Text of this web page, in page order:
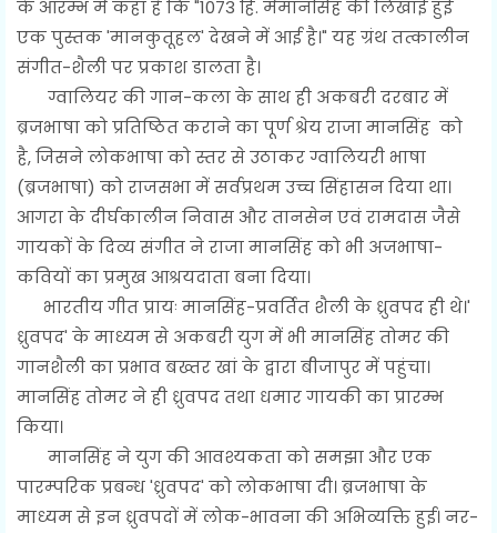
के आरम्भ में कहा है कि "1073 हि. मेंमानसिंह की लिखाई हुई
एक पुस्तक 'मानकुतूहल' देखने में आई है।" यह ग्रंथ तत्कालीन
संगीत-शैली पर प्रकाश डालता है।
ग्वालियर की गान-कला के साथ ही अकबरी दरबार में
ब्रजभाषा को प्रतिष्ठित कराने का पूर्ण श्रेय राजा मानसिंह को
है, जिसने लोकभाषा को स्तर से उठाकर ग्वालियरी भाषा
(ब्रजभाषा) को राजसभा में सर्वप्रथम उच्च सिंहासन दिया था।
आगरा के दीर्घकालीन निवास और तानसेन एवं रामदास जैसे
गायकों के दिव्य संगीत ने राजा मानसिंह को भी अजभाषा-
कवियों का प्रमुख आश्रयदाता बना दिया।
भारतीय गीत प्रायः मानसिंह-प्रवर्तित शैली के ध्रुवपद ही थे।'
ध्रुवपद' के माध्यम से अकबरी युग में भी मानसिंह तोमर की
गानशैली का प्रभाव बख्तर खां के द्वारा बीजापुर में पहुंचा।
मानसिंह तोमर ने ही ध्रुवपद तथा धमार गायकी का प्रारम्भ
किया।
मानसिंह ने युग की आवश्यकता को समझा और एक
पारम्परिक प्रबन्ध 'ध्रुवपद' को लोकभाषा दी। ब्रजभाषा के
माध्यम से इन ध्रुवपदों में लोक-भावना की अभिव्यक्ति हुई। नर-